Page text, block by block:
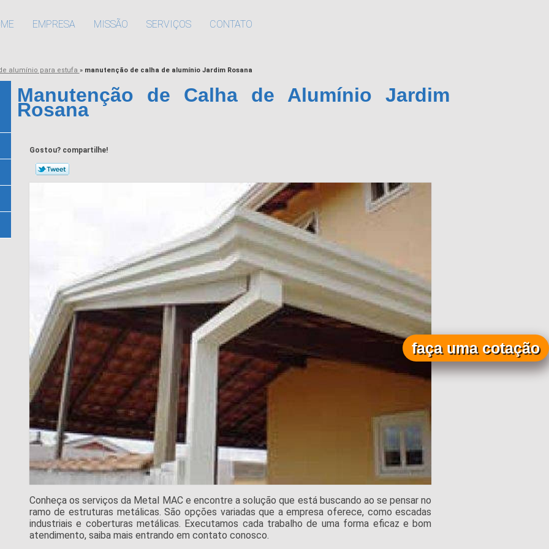
EMPRESA MISSÃO SERVIÇOS CONTATO
alumínio para estufa » manutenção de calha de alumínio Jardim Rosana
Manutenção de Calha de Alumínio Jardim
Rosana
Gostou? compartilhe!
Conheça os serviços da Metal MAC e encontre a solução que está buscando ao se pensar no
ramo de estruturas metálicas. São opções variadas que a empresa oferece, como escadas
industriais e coberturas metálicas. Executamos cada trabalho de uma forma eficaz e bom
atendimento, saiba mais entrando em contato conosco.
faça uma cotação